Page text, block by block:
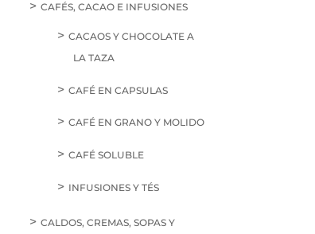
CAFÉS, CACAO E INFUSIONES
CACAOS Y CHOCOLATE A
LA TAZA
CAFÉ EN CAPSULAS
CAFÉ EN GRANO Y MOLIDO
CAFÉ SOLUBLE
INFUSIONES Y TÉS
CALDOS, CREMAS, SOPAS Y